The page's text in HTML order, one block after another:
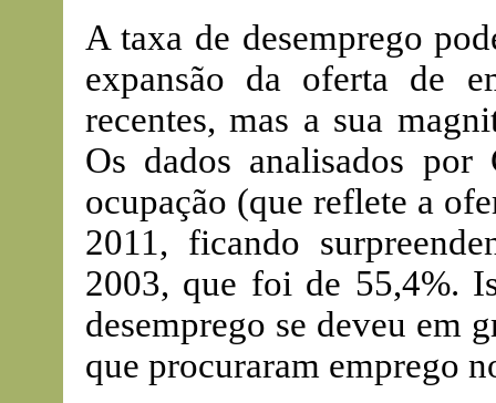
A taxa de desemprego
expansão da oferta de
recentes, mas a sua
Os dados analisados
ocupação (que reflete a
2011, ficando
2003, que foi de 55,4%.
desemprego se deveu em
que procuraram emprego